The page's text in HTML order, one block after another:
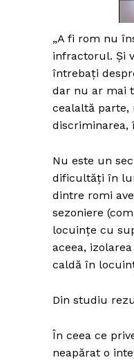
„A fi rom nu
infractorul. Și
întrebați
dar nu ar mai
cealaltă parte,
discriminarea,
Nu este un
dificultăți în
dintre romi
sezoniere
locuințe cu
aceea,
caldă în
Din studiu
În ceea ce
neapărat o